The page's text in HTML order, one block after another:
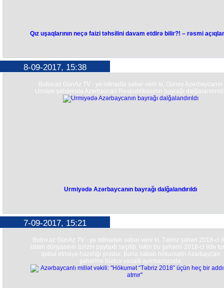
Qız uşaqlarının neçə faizi təhsilini davam etdirə bilir?! – rəsmi
8-09-2017, 15:38
Butov.az GünAz TV - yə istinadla xəbər verir ki, Güney Azərbaycanın
Urmiyə şəhərində Azərbaycan Respublikasının bayrağı
Urmiyədə Azərbaycanın bayrağı dalğalandırıldı
7-09-2017, 15:21
Butov.az GünAz TV - yə istinadən xəbər verir ki, Təbriz şəhəri 2018-ci
islam dünyasının turizm paytaxtı seçilib, lakin bu şəhərin 2018-ci ildə
qəbul etməyə hazırlığı yoxdur. Buna səbəb hökumətin Azərbaycan
şəhərinə büdcə vəsaiti ayırmamasıdır.